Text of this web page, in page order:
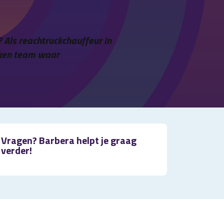
reachtruckchauffeur in
team waar
Vragen? Barbera helpt je graag
verder!